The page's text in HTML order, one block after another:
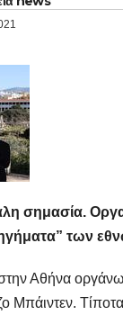
σημασία.
των
Αθήνα
Μπάιντεν.